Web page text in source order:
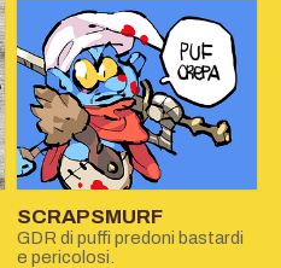
SCRAPSMURF
GDR di puffi predoni bastardi
e pericolosi.